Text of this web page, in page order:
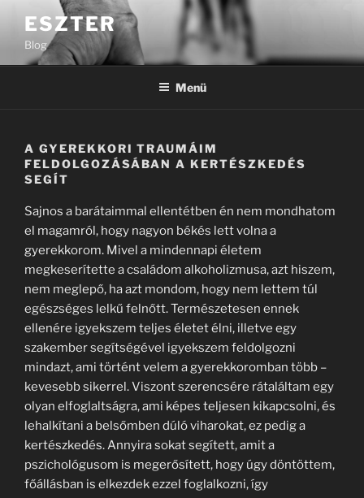
Tartalomhoz
ESZTER
Blog
Menü
A GYEREKKORI TRAUMÁIM
FELDOLGOZÁSÁBAN A KERTÉSZKEDÉS
SEGÍT
Sajnos a barátaimmal ellentétben én nem mondhatom
el magamról, hogy nagyon békés lett volna a
gyerekkorom. Mivel a mindennapi életem
megkeserítette a családom alkoholizmusa, azt hiszem,
nem meglepő, ha azt mondom, hogy nem lettem túl
egészséges lelkű felnőtt. Természetesen ennek
ellenére igyekszem teljes életet élni, illetve egy
szakember segítségével igyekszem feldolgozni
mindazt, ami történt velem a gyerekkoromban több –
kevesebb sikerrel. Viszont szerencsére rátaláltam egy
olyan elfoglaltságra, ami képes teljesen kikapcsolni, és
lehalkítani a belsőmben dúló viharokat, ez pedig a
kertészkedés. Annyira sokat segített, amit a
pszichológusom is megerősített, hogy úgy döntöttem,
főállásban is elkezdek ezzel foglalkozni, így